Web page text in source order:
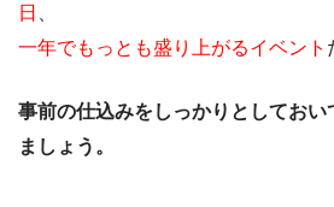
日
一年でもっとも盛り上がるイベント
事前の仕込みをしっかりとしておい
ましょう。